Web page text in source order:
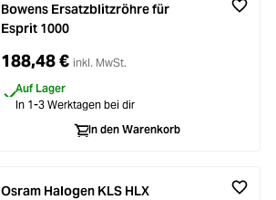
Bowens Ersatzblitzröhre für
Esprit 1000
188,48 € inkl. MwSt.
Auf Lager
In 1-3 Werktagen bei dir
In den Warenkorb
Osram Halogen KLS HLX